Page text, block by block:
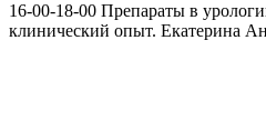
16-00-18-00 Препараты в
клинический опыт. Екатерина